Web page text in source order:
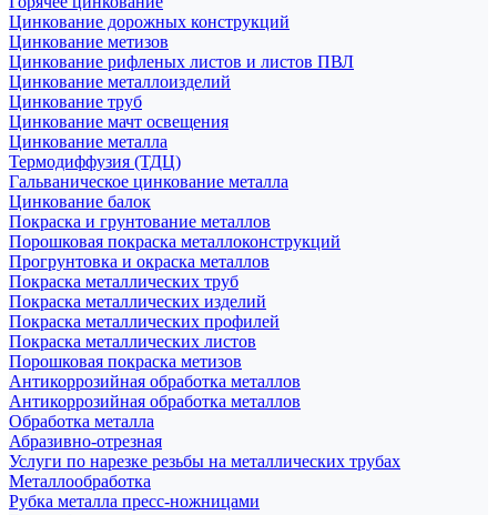
Цинкование дорожных конструкций
Цинкование метизов
Цинкование рифленых листов и листов ПВЛ
Цинкование металлоизделий
Цинкование труб
Цинкование мачт освещения
Цинкование металла
Термодиффузия (ТДЦ)
Гальваническое цинкование металла
Цинкование балок
Покраска и грунтование металлов
Порошковая покраска металлоконструкций
Прогрунтовка и окраска металлов
Покраска металлических труб
Покраска металлических изделий
Покраска металлических профилей
Покраска металлических листов
Порошковая покраска метизов
Антикоррозийная обработка металлов
Антикоррозийная обработка металлов
Обработка металла
Абразивно-отрезная
Услуги по нарезке резьбы на металлических трубах
Металлообработка
Рубка металла пресс-ножницами